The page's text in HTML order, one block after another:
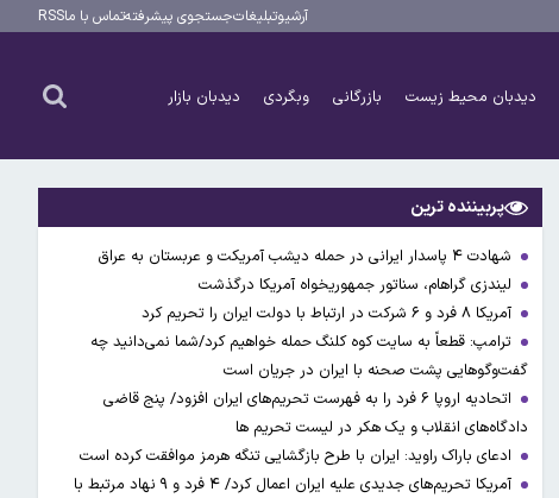
آرشیوتبلیغاتجستجوی پیشرفتهتماس با ماRSS
دیدبان محیط زیست بازرگانی وبگردی دیدبان بازار
پربیننده ترین
شهادت ۴ پاسدار ایرانی در حمله دیشب آمریکت و عربستان به عراق
لیندزی گراهام، سناتور جمهوریخواه آمریکا درگذشت
آمریکا ۸ فرد و ۶ شرکت در ارتباط با دولت ایران را تحریم کرد
ترامپ: قطعاً به سایت کوه کلنگ حمله خواهیم کرد/شما نمی‌دانید چه
گفت‌وگوهایی پشت صحنه با ایران در جریان است
اتحادیه اروپا ۶ فرد را به فهرست تحریم‌های ایران افزود/ پنج قاضی
دادگاه‌های انقلاب و یک هکر در لیست تحریم ها
ادعای باراک راوید: ایران با طرح بازگشایی تنگه هرمز موافقت کرده است
آمریکا تحریم‌های جدیدی علیه ایران اعمال کرد/ ۴ فرد و ۹ نهاد مرتبط با